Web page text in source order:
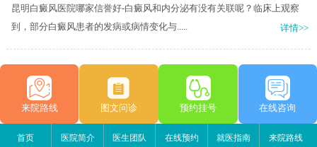
昆明白癜风医院哪家信誉好-白癜风和内分泌有没有关联呢？临床上观察
到，部分白癜风患者的发病或病情变化与.....
详情>>
来院路线 图文问诊 预约挂号 在线咨询
首页 医院简介 医生团队 在线预约 就医指南 来院路线